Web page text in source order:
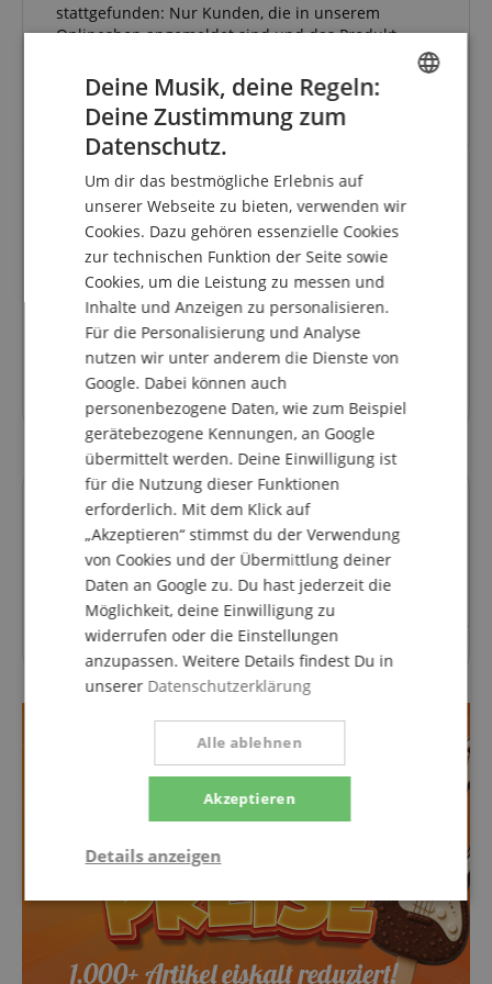
stattgefunden: Nur Kunden, die in unserem
Onlineshop angemeldet sind und das Produkt
Kundenkonto eine Bewertung für den Artikel
abgeben.
Allroundmittel
Bewertung vonMARIOvom 09.12.2023
verifizierter Kauf
Ich verwende "The Giutar One" für alle lackierten
Flächen meiner Instrumente.
Es entfernt zuverlässig Schweiß und Fett und
hinterlässt eine spiegelblank polierte Fläche.
Sehr zu empfehlen auch für die Halsrückseite.
Danach "flutscht" es wieder wie geölt. :-)
Fragen zum Artikel
Stelle eine Frage
Zu diesem Artikel wurden noch keine Fragen gestellt.
FRENCH
ITALIAN
SPANISH
Deine Musik, deine Regeln:
Deine Zustimmung zum
Datenschutz.
Um dir das bestmögliche Erlebnis auf
unserer Webseite zu bieten, verwenden wir
Cookies. Dazu gehören essenzielle Cookies
zur technischen Funktion der Seite sowie
Cookies, um die Leistung zu messen und
Inhalte und Anzeigen zu personalisieren.
Für die Personalisierung und Analyse
nutzen wir unter anderem die Dienste von
Google. Dabei können auch
personenbezogene Daten, wie zum Beispiel
gerätebezogene Kennungen, an Google
übermittelt werden. Deine Einwilligung ist
für die Nutzung dieser Funktionen
erforderlich. Mit dem Klick auf
„Akzeptieren“ stimmst du der Verwendung
von Cookies und der Übermittlung deiner
Daten an Google zu. Du hast jederzeit die
Möglichkeit, deine Einwilligung zu
widerrufen oder die Einstellungen
anzupassen. Weitere Details findest Du in
unserer Datenschutzerklärung
Akzeptieren
Alle ablehnen
Details anzeigen
Statistik Marketing Funktional